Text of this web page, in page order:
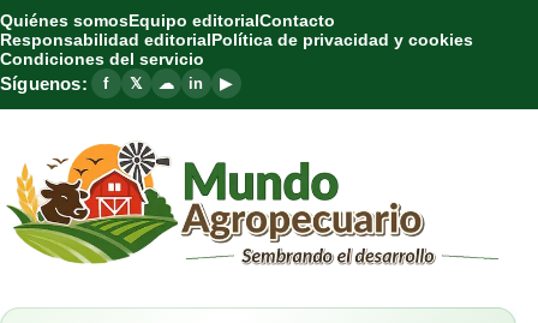
Quiénes somosEquipo editorialContacto
Responsabilidad editorialPolítica de privacidad y cookies
Condiciones del servicio
Síguenos: f 𝕏 ☁ in ▶